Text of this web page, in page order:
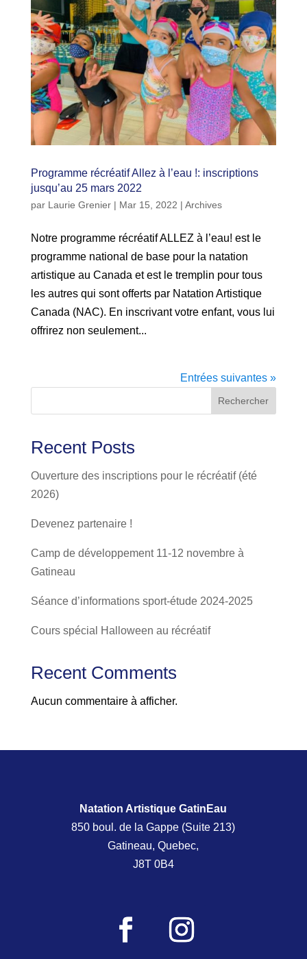
Programme récréatif Allez à l’eau !: inscriptions
jusqu’au 25 mars 2022
par Laurie Grenier| Mar 15, 2022 | Archives
Notre programme récréatif ALLEZ à l’eau! est le
programme national de base pour la natation
artistique au Canada et est le tremplin pour tous
les autres qui sont offerts par Natation Artistique
Canada (NAC). En inscrivant votre enfant, vous lui
offrirez non seulement...
Entrées suivantes »
Rechercher
Recent Posts
Ouverture des inscriptions pour le récréatif (été
2026)
Devenez partenaire !
Camp de développement 11-12 novembre à
Gatineau
Séance d’informations sport-étude 2024-2025
Cours spécial Halloween au récréatif
Recent Comments
Aucun commentaire à afficher.
Natation Artistique GatinEau
850 boul. de la Gappe (Suite 213)
Gatineau, Quebec,
J8T 0B4